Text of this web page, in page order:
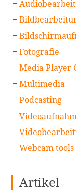
Fotografie
Media Player
Multimedia
Podcasting
Webcam tools
Artikel